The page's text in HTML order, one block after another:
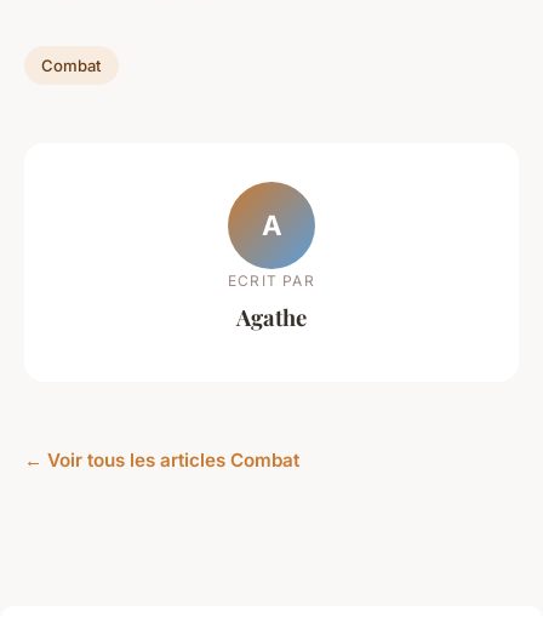
Combat
A
ECRIT PAR
Agathe
← Voir tous les articles Combat